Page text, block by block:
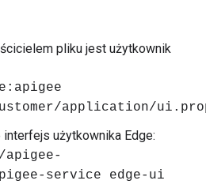
pliku jest użytkownik
application/
interfejs użytkownika Edge:
service edge-ui